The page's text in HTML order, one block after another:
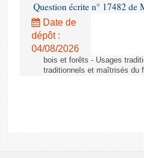
Question écrite n° 17482 de
Date de
dépôt :
04/08/2026
bois et forêts - Usages
traditionnels et maîtrisés du